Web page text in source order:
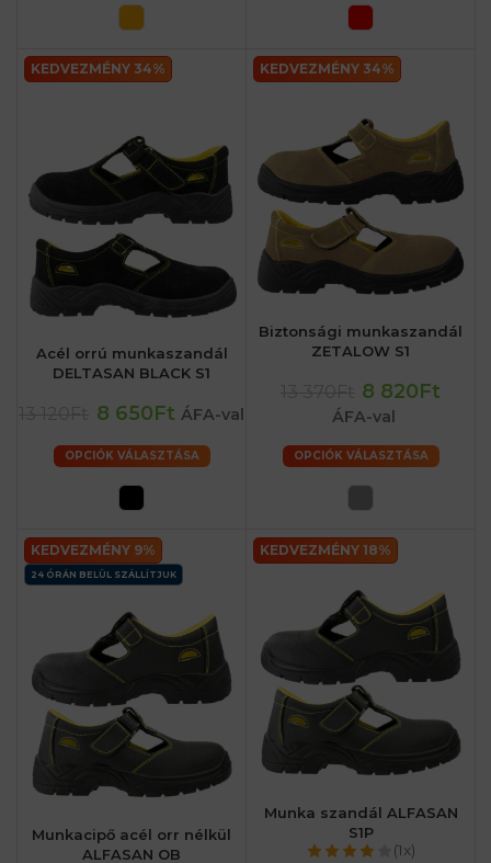
KEDVEZMÉNY 34%
Acél orrú munkaszandál
DELTASAN BLACK S1
8 650Ft ÁFA-val
OPCIÓK VÁLASZTÁSA
KEDVEZMÉNY 34%
Biztonsági munkaszandál
ZETALOW S1
8 820Ft
ÁFA-val
OPCIÓK VÁLASZTÁSA
KEDVEZMÉNY 9%
24 ÓRÁN BELÜL SZÁLLÍTJUK
Munkacipő acél orr nélkül
ALFASAN OB
KEDVEZMÉNY 18%
Munka szandál ALFASAN
S1P
(1x)